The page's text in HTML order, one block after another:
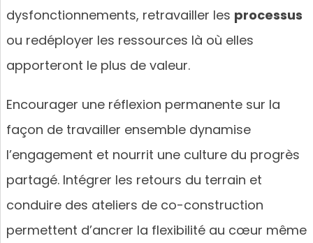
dysfonctionnements, retravailler les processus
ou redéployer les ressources là où elles
apporteront le plus de valeur.
Encourager une réflexion permanente sur la
façon de travailler ensemble dynamise
l’engagement et nourrit une culture du progrès
partagé. Intégrer les retours du terrain et
conduire des ateliers de co-construction
permettent d’ancrer la flexibilité au cœur même